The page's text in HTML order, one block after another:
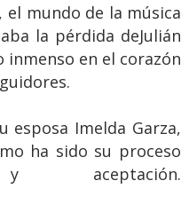
el mundo de la música
la pérdida deJulián
inmenso en el corazón
esposa Imelda Garza,
ha sido su proceso